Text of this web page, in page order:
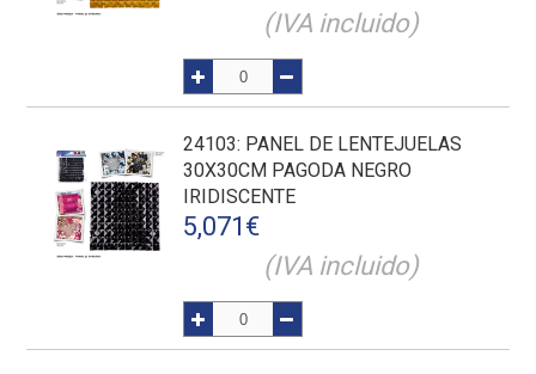
(IVA incluido)
24103: PANEL DE LENTEJUELAS
30X30CM PAGODA NEGRO
IRIDISCENTE
5,071 €
(IVA incluido)